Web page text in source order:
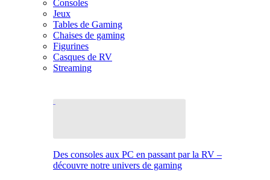
Consoles
Jeux
Tables de Gaming
Chaises de gaming
Figurines
Casques de RV
Streaming
Des consoles aux PC en passant par la RV –
découvre notre univers de gaming